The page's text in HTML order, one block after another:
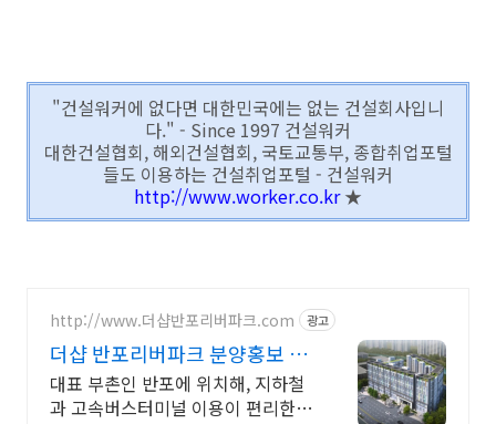
"건설워커에 없다면 대한민국에는 없는 건설회사입니
다." - Since 1997 건설워커
대한건설협회, 해외건설협회, 국토교통부, 종합취업포털
들도 이용하는 건설취업포털 - 건설워커
http://www.worker.co.kr★
http://www.더샵반포리버파크.com 광고
더샵 반포리버파크 분양홍보 24
시 전문상담사 상시대기중
대표 부촌인 반포에 위치해, 지하철
과 고속버스터미널 이용이 편리한